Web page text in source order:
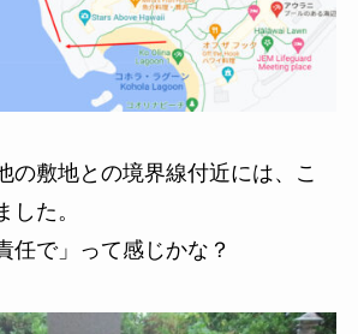
の敷地との境界線付近には、こ
した。
任で」って感じかな？